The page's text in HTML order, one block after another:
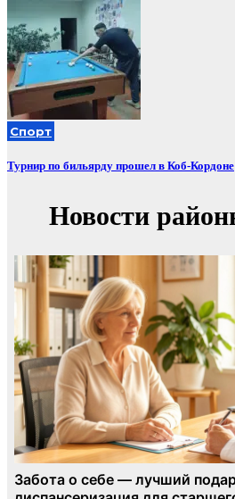
Спорт
Турнир по бильярду прошел в Коб-Кордоне